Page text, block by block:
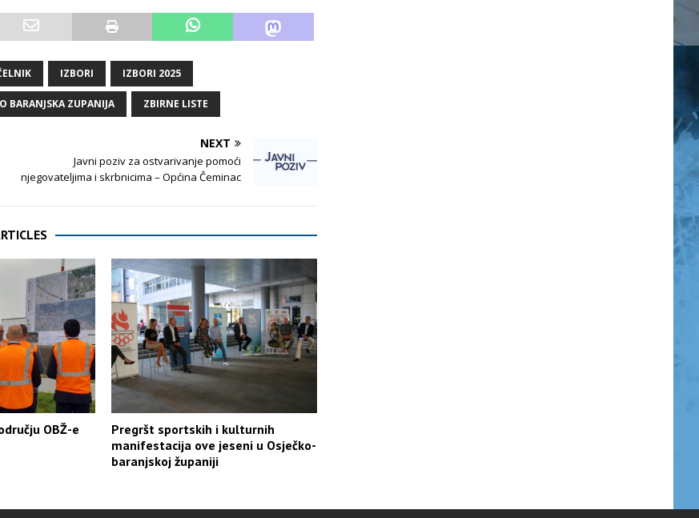
IZBORI IZBORI 2025
BARANJSKA ZUPANIJA ZBIRNE LISTE
NEXT
Javni poziv za ostvarivanje pomoći
njegovateljima i skrbnicima – Općina Čeminac
OBŽ-e
Pregršt sportskih i kulturnih
manifestacija ove jeseni u Osječko-
baranjskoj županiji